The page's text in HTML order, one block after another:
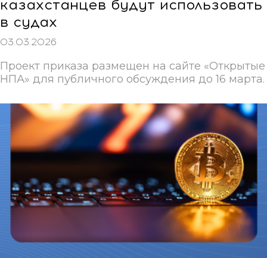
казахстанцев будут использовать
в судах
03.03.2026
Проект приказа размещен на сайте «Открытые
НПА» для публичного обсуждения до 16 марта.